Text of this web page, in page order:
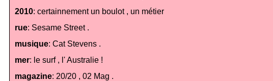
2010: certainnement un boulot , un métier
rue: Sesame Street .
musique: Cat Stevens .
mer: le surf , l' Australie !
magazine: 20/20 , 02 Mag .